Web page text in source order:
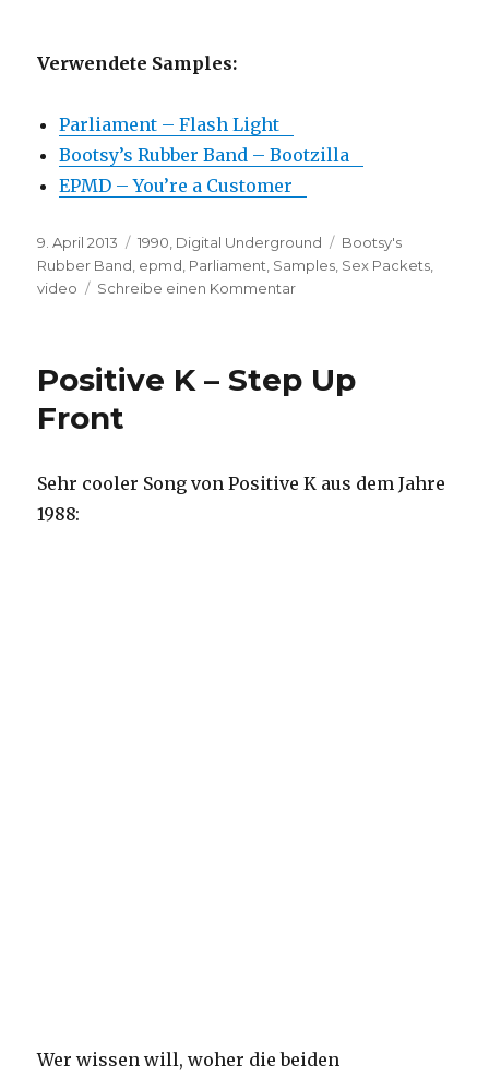
Verwendete Samples:
Parliament – Flash Light
Bootsy’s Rubber Band – Bootzilla
EPMD – You’re a Customer
Veröffentlicht
am
9. April 2013 Kategorien
1990 Digital Underground Schlagwörter
Bootsy's
Rubber Band epmd Parliament Samples Sex Packets
video
Schreibe einen Kommentarzu
Danger
Positive K – Step Up
Front
Sehr cooler Song von Positive K aus dem Jahre
1988:
Wer wissen will, woher die beiden